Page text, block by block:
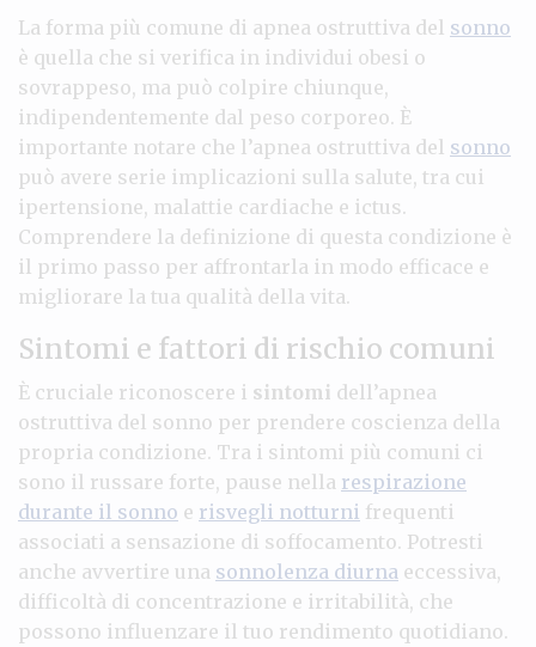
La forma più comune di apnea ostruttiva del sonno
è quella che si verifica in individui obesi o
sovrappeso, ma può colpire chiunque,
indipendentemente dal peso corporeo. È
importante notare che l’apnea ostruttiva del sonno
può avere serie implicazioni sulla salute, tra cui
ipertensione, malattie cardiache e ictus.
Comprendere la definizione di questa condizione è
il primo passo per affrontarla in modo efficace e
migliorare la tua qualità della vita.
Sintomi e fattori di rischio comuni
È cruciale riconoscere i sintomi dell’apnea
ostruttiva del sonno per prendere coscienza della
propria condizione. Tra i sintomi più comuni ci
sono il russare forte, pause nella respirazione
durante il sonno e risvegli notturni frequenti
associati a sensazione di soffocamento. Potresti
anche avvertire una sonnolenza diurna eccessiva,
difficoltà di concentrazione e irritabilità, che
possono influenzare il tuo rendimento quotidiano.